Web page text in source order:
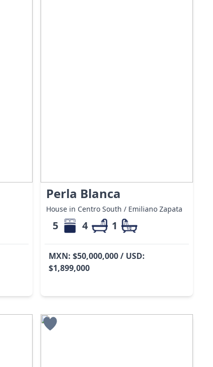
Perla Blanca
House in Centro South / Emiliano Zapata
5 4 1
MXN: $50,000,000 / USD:
$1,899,000